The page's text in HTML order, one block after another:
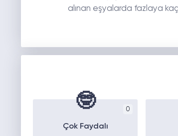
alınan eşyalarda fazlaya
0
🤓
Çok Faydalı